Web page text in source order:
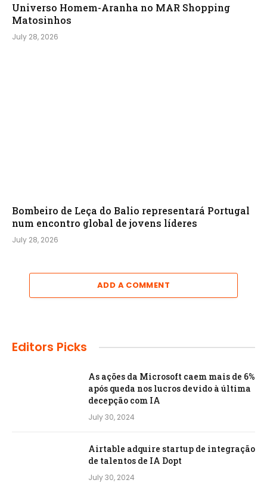
Universo Homem-Aranha no MAR Shopping
Matosinhos
July 28, 2026
Bombeiro de Leça do Balio representará Portugal
num encontro global de jovens líderes
July 28, 2026
ADD A COMMENT
Editors Picks
As ações da Microsoft caem mais de 6%
após queda nos lucros devido à última
decepção com IA
July 30, 2024
Airtable adquire startup de integração
de talentos de IA Dopt
July 30, 2024